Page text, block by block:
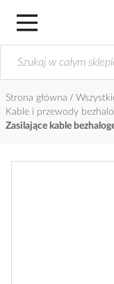
Strona główna
Kable i przewody
Zasilające kable